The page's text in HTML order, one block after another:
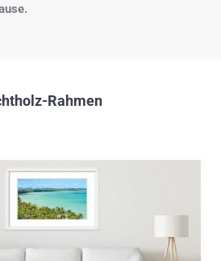
Rahmen